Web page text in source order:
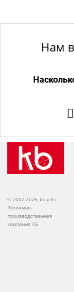
Нам
© 2002-2026, kb.gifts
Рекламно-
производственная
компания КБ